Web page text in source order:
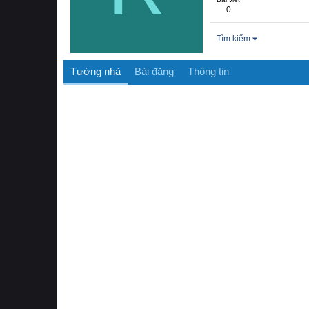
0
Tìm kiếm
Tường nhà Bài đăng Thông tin